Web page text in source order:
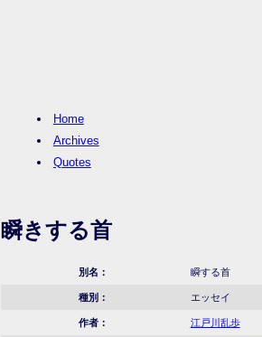
Home
Archives
Quotes
瞬きする首
別名： 瞬する首
種別： エッセイ
作者： 江戸川乱歩